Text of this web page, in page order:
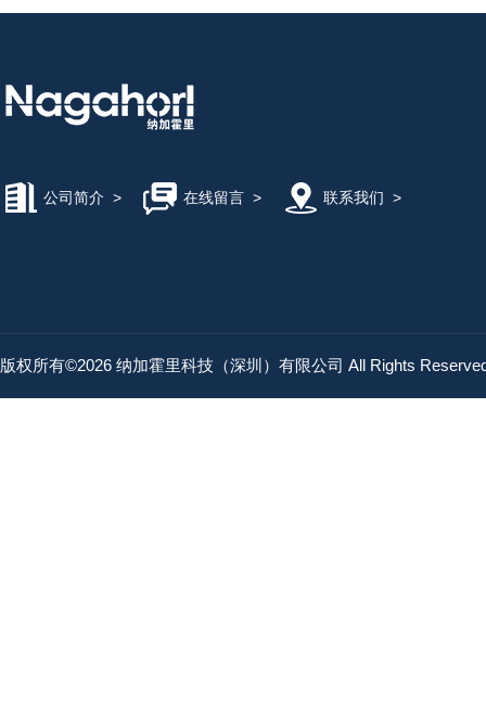
公司简介 > 在线留言> 联系我们 >
版权所有©2026 纳加霍里科技（深圳）有限公司 All Rights